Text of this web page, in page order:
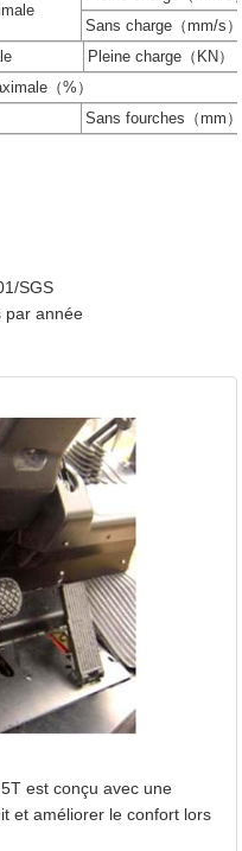
Sans charge（mm/s）
Pleine charge（KN）
（%）
Sans fourches（mm）
mm）
Modèle
Puissance nominale
Couple nominal（Nm/
Alésage x Course（
Nombre de cylindres
Déplacement（L）
carburant（L）
）
（pcs）
charge) （mm/s）
sur essieu (pleine charge) (FR/
SGS
par année
est conçu avec une
et améliorer le confort lors